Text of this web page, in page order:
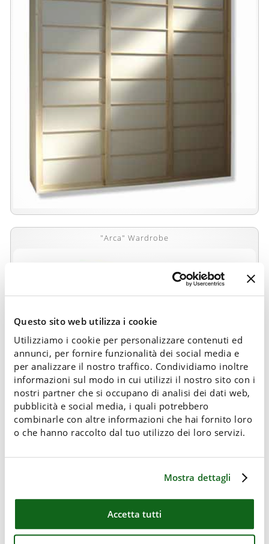
Questo sito web utilizza i cookie
Utilizziamo i cookie per personalizzare contenuti ed
annunci, per fornire funzionalità dei social media e
per analizzare il nostro traffico. Condividiamo inoltre
informazioni sul modo in cui utilizzi il nostro sito con i
nostri partner che si occupano di analisi dei dati web,
pubblicità e social media, i quali potrebbero
combinarle con altre informazioni che hai fornito loro
o che hanno raccolto dal tuo utilizzo dei loro servizi.
Mostra dettagli
Accetta tutti
"Arca" Wardrobe
"Shoji" Wardrobe